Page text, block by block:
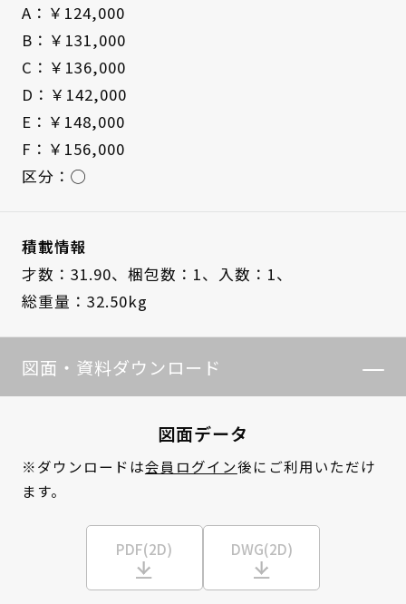
A：￥124,000
B：￥131,000
C：￥136,000
D：￥142,000
E：￥148,000
F：￥156,000
区分：◯
積載情報
才数：31.90、 梱包数：1、 入数：1、
総重量：32.50kg
図面・資料ダウンロード
図面データ
※ダウンロードは会員ログイン後にご利用いただけ
ます。
PDF(2D) DWG(2D)